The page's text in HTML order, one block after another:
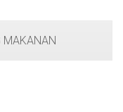
MAKANAN